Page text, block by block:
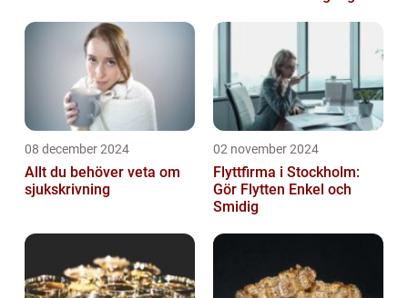
08 december 2024
Allt du behöver veta om
sjukskrivning
02 november 2024
Flyttfirma i Stockholm:
Gör Flytten Enkel och
Smidig